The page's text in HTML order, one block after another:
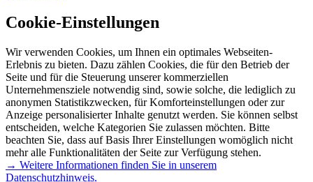
Cookie-Einstellungen
Wir verwenden Cookies, um Ihnen ein optimales Webseiten-
Erlebnis zu bieten. Dazu zählen Cookies, die für den Betrieb der
Seite und für die Steuerung unserer kommerziellen
Unternehmensziele notwendig sind, sowie solche, die lediglich zu
anonymen Statistikzwecken, für Komforteinstellungen oder zur
Anzeige personalisierter Inhalte genutzt werden. Sie können selbst
entscheiden, welche Kategorien Sie zulassen möchten. Bitte
beachten Sie, dass auf Basis Ihrer Einstellungen womöglich nicht
mehr alle Funktionalitäten der Seite zur Verfügung stehen.
→ Weitere Informationen finden Sie in unserem
Datenschutzhinweis.